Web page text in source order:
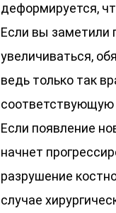
деформируется,
Если вы заметили
увеличиваться,
ведь только так
соответствующую
Если появление
начнет
разрушение
случае